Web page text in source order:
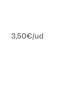
3,50€/ud